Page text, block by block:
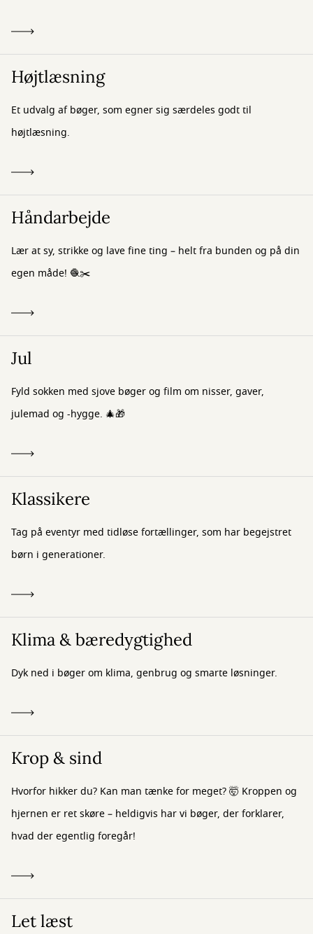
Højtlæsning
Et udvalg af bøger, som egner sig særdeles godt til
højtlæsning.
Håndarbejde
Lær at sy, strikke og lave fine ting – helt fra bunden og på din
egen måde! 🧶✂️
Jul
Fyld sokken med sjove bøger og film om nisser, gaver,
julemad og -hygge. 🎄🎁
Klassikere
Tag på eventyr med tidløse fortællinger, som har begejstret
børn i generationer.
Klima & bæredygtighed
Dyk ned i bøger om klima, genbrug og smarte løsninger.
Krop & sind
Hvorfor hikker du? Kan man tænke for meget? 🤯 Kroppen og
hjernen er ret skøre – heldigvis har vi bøger, der forklarer,
hvad der egentlig foregår!
Let læst